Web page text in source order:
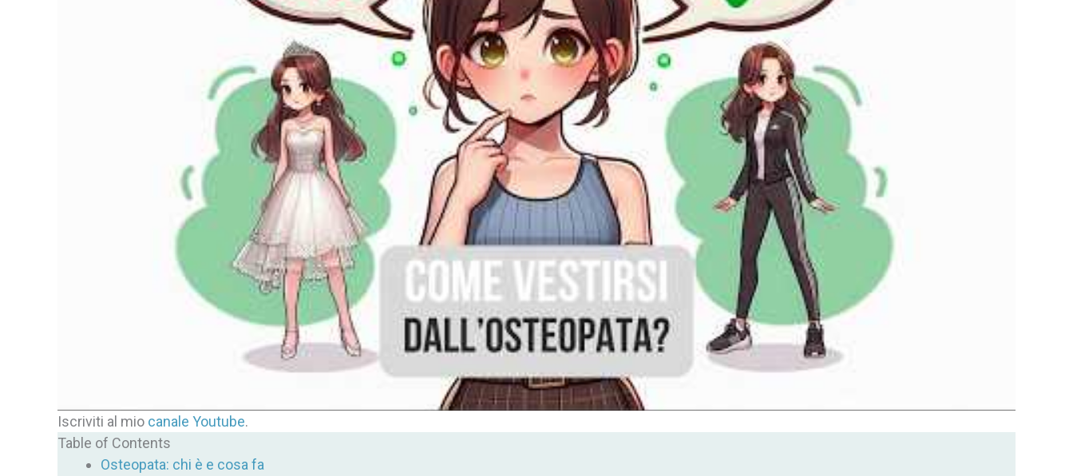
Iscriviti al mio canale Youtube.
Table of Contents
Osteopata: chi è e cosa fa